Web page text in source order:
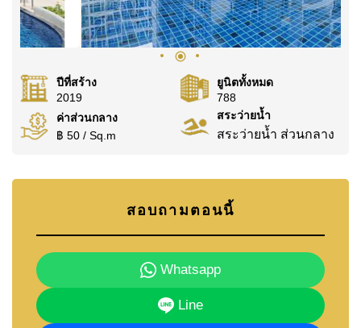
@cornerstonepattaya
ปีที่สร้าง
2019
ยูนิตทั้งหมด
788
ค่าส่วนกลาง
฿ 50 / Sq.m
สระว่ายน้ำ
สระว่ายน้ำ ส่วนกลาง
สอบถามตอนนี้
Whatsapp
Line